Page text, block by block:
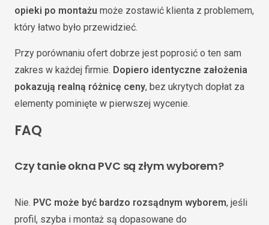
opieki po montażu może zostawić klienta z problemem,
który łatwo było przewidzieć.
Przy porównaniu ofert dobrze jest poprosić o ten sam
zakres w każdej firmie. Dopiero identyczne założenia
pokazują realną różnicę ceny, bez ukrytych dopłat za
elementy pominięte w pierwszej wycenie.
FAQ
Czy tanie okna PVC są złym wyborem?
Nie. PVC może być bardzo rozsądnym wyborem, jeśli
profil, szyba i montaż są dopasowane do